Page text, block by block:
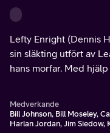
Lefty Enright (Dennis
sin släkting utfört av
hans morfar. Med
Medverkande
Bill Johnson, Bill Moseley,
Harlan Jordan, Jim Siedow,